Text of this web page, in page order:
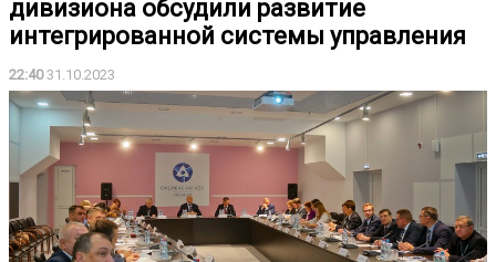
дивизиона обсудили развитие
интегрированной системы управления
22:4031.10.2023